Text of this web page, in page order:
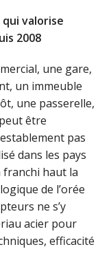
qui valorise
2008
une gare,
un immeuble
une passerelle,
être
pas
dans les pays
franchi haut la
de l’orée
ne s’y
acier pour
efficacité